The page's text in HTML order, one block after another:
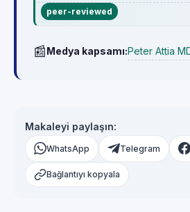
peer-reviewed
📰Medya kapsamı:Peter Attia
Makaleyi paylaşın:
WhatsApp Telegram
Bağlantıyı kopyala